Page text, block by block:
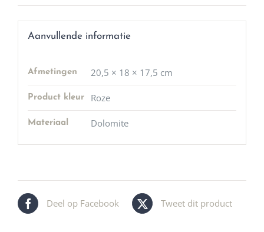
Aanvullende informatie
Afmetingen 20,5 × 18 × 17,5 cm
Product kleur Roze
Materiaal Dolomite
Deel op Facebook Tweet dit product